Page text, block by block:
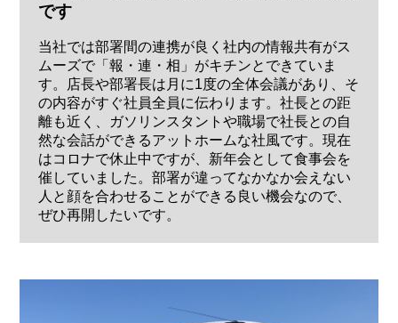
です
当社では部署間の連携が良く社内の情報共有がス
ムーズで「報・連・相」がキチンとできていま
す。店長や部署長は月に1度の全体会議があり、そ
の内容がすぐ社員全員に伝わります。社長との距
離も近く、ガソリンスタントや職場で社長との自
然な会話ができるアットホームな社風です。現在
はコロナで休止中ですが、新年会として食事会を
催していました。部署が違ってなかなか会えない
人と顔を合わせることができる良い機会なので、
ぜひ再開したいです。